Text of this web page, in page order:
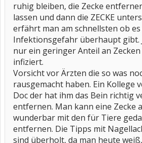
ruhig bleiben, die Zecke
lassen und dann die ZECKE
erfährt man am schnellsten ob es
Infektionsgefahr überhaupt gibt.
nur ein geringer Anteil an
infiziert.
Vorsicht vor Ärzten die so was
rausgemacht haben. Ein Kollege
Doc der hat ihm das Bein richtig
entfernen. Man kann eine Zecke
wunderbar mit den für Tiere
entfernen. Die Tipps mit
sind überholt, da man heute